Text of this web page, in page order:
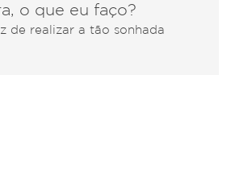
o que eu faço?
de realizar a tão sonhada